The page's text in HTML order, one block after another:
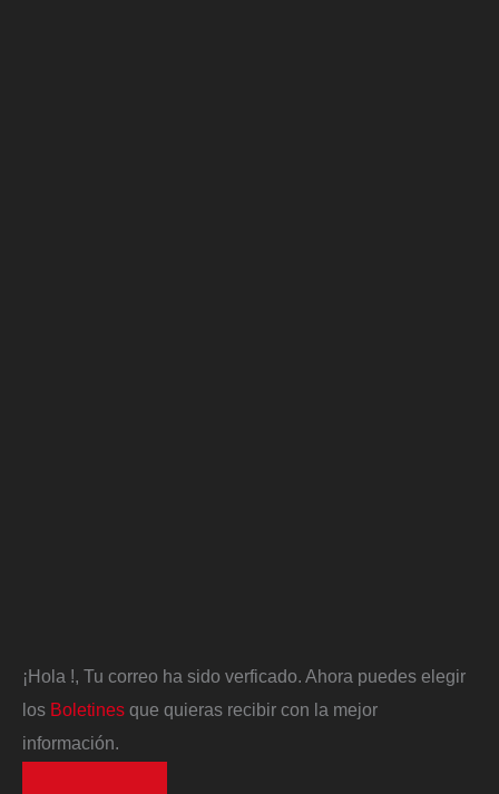
¡Hola !, Tu correo ha sido verficado. Ahora puedes elegir
los Boletines que quieras recibir con la mejor
información.